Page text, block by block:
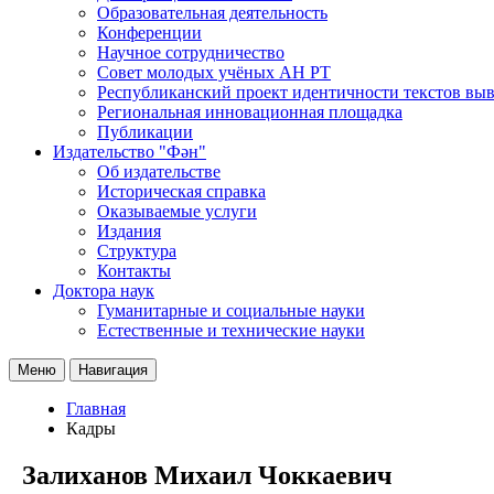
Образовательная деятельность
Конференции
Научное сотрудничество
Совет молодых учёных АН РТ
Республиканский проект идентичности текстов
Региональная инновационная площадка
Публикации
Издательство "Фән"
Об издательстве
Историческая справка
Оказываемые услуги
Издания
Структура
Контакты
Доктора наук
Гуманитарные и социальные науки
Естественные и технические науки
Меню Навигация
Главная
Кадры
Залиханов Михаил Чоккаевич